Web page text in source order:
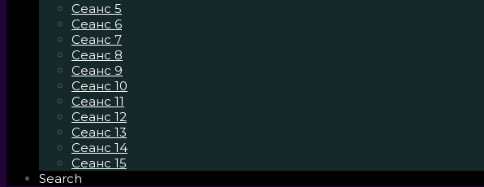
Сеанс 5
Сеанс 6
Сеанс 7
Сеанс 8
Сеанс 9
Сеанс 10
Сеанс 11
Сеанс 12
Сеанс 13
Сеанс 14
Сеанс 15
Search